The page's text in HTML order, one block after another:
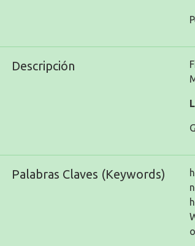
Descripción
Palabras Claves (Keywords)